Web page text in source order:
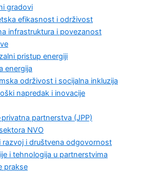
gradovi
efikasnost i održivost
infrastruktura i povezanost
pristup energiji
energija
održivost i socijalna inkluzija
napredak i inovacije
partnerstva (JPP)
NVO
razvoj i društvena odgovornost
i tehnologija u partnerstvima
prakse